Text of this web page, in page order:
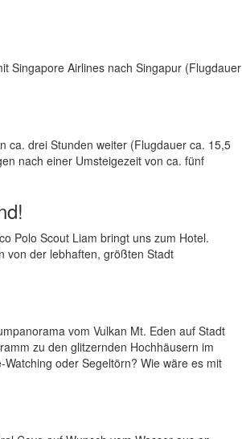
Singapore Airlines nach Singapur (Flugdauer
ca. drei Stunden weiter (Flugdauer ca. 15,5
nach einer Umsteigezeit von ca. fünf
Polo Scout Liam bringt uns zum Hotel.
von der lebhaften, größten Stadt
vom Vulkan Mt. Eden auf Stadt
zu den glitzernden Hochhäusern im
oder Segeltörn? Wie wäre es mit